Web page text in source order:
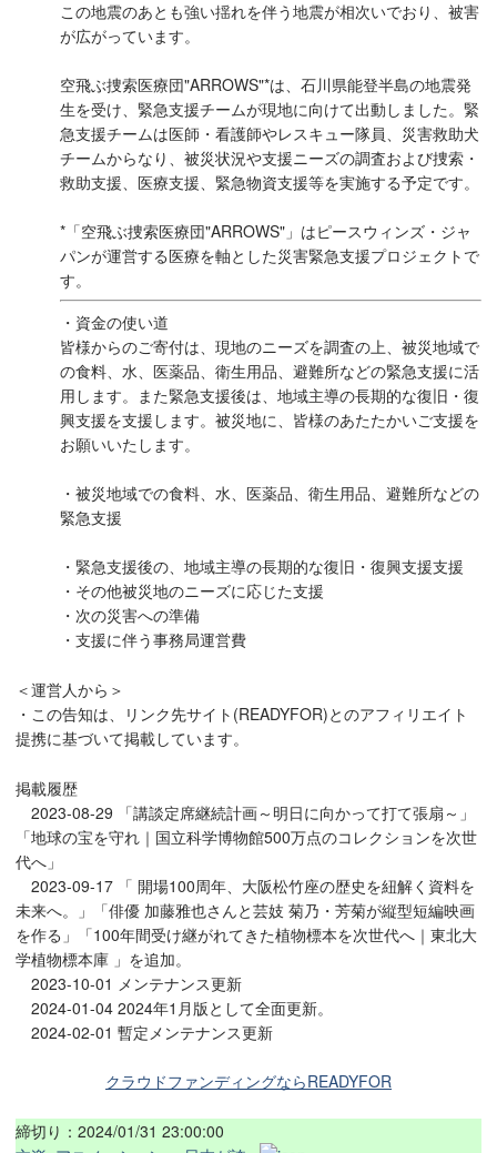
この地震のあとも強い揺れを伴う地震が相次いでおり、被害
が広がっています。
空飛ぶ捜索医療団"ARROWS"*は、石川県能登半島の地震発
生を受け、緊急支援チームが現地に向けて出動しました。緊
急支援チームは医師・看護師やレスキュー隊員、災害救助犬
チームからなり、被災状況や支援ニーズの調査および捜索・
救助支援、医療支援、緊急物資支援等を実施する予定です。
*「空飛ぶ捜索医療団"ARROWS"」はピースウィンズ・ジャ
パンが運営する医療を軸とした災害緊急支援プロジェクトで
す。
・資金の使い道
皆様からのご寄付は、現地のニーズを調査の上、被災地域で
の食料、水、医薬品、衛生用品、避難所などの緊急支援に活
用します。また緊急支援後は、地域主導の長期的な復旧・復
興支援を支援します。被災地に、皆様のあたたかいご支援を
お願いいたします。
・被災地域での食料、水、医薬品、衛生用品、避難所などの
緊急支援
・緊急支援後の、地域主導の長期的な復旧・復興支援支援
・その他被災地のニーズに応じた支援
・次の災害への準備
・支援に伴う事務局運営費
＜運営人から＞
・この告知は、リンク先サイト(READYFOR)とのアフィリエイト
提携に基づいて掲載しています。
掲載履歴
2023-08-29 「講談定席継続計画～明日に向かって打て張扇～」
「地球の宝を守れ｜国立科学博物館500万点のコレクションを次世
代へ」
2023-09-17 「 開場100周年、大阪松竹座の歴史を紐解く資料を
未来へ。」「俳優 加藤雅也さんと芸妓 菊乃・芳菊が縦型短編映画
を作る」「100年間受け継がれてきた植物標本を次世代へ｜東北大
学植物標本庫 」を追加。
2023-10-01 メンテナンス更新
2024-01-04 2024年1月版として全面更新。
2024-02-01 暫定メンテナンス更新
クラウドファンディングならREADYFOR
締切り：2024/01/31 23:00:00